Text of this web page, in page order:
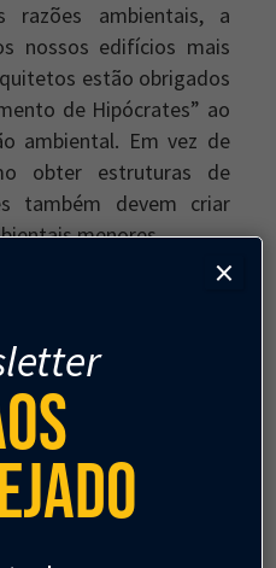
razões ambientais, a
nossos edifícios mais
estão obrigados
de Hipócrates” ao
ambiental. Em vez de
obter estruturas de
também devem criar
menores.
pelo prédio mais
paisagismo e menos
de arranha-céus
renovável, produzir
os ambientes mais
com os maiores
construídos com
×